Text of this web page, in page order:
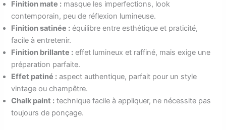
Finition mate : masque les imperfections, look
contemporain, peu de réflexion lumineuse.
Finition satinée : équilibre entre esthétique et praticité,
facile à entretenir.
Finition brillante : effet lumineux et raffiné, mais exige une
préparation parfaite.
Effet patiné : aspect authentique, parfait pour un style
vintage ou champêtre.
Chalk paint : technique facile à appliquer, ne nécessite pas
toujours de ponçage.